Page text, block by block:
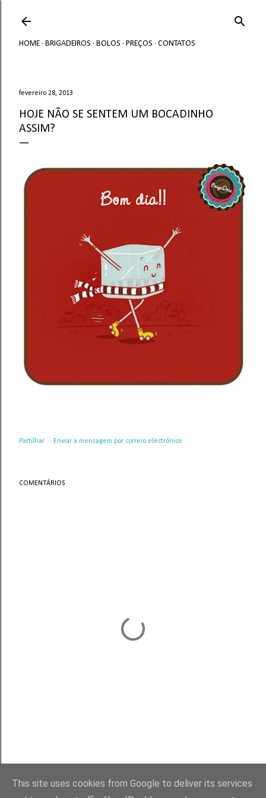
HOME BRIGADEIROS BOLOS PREÇOS CONTATOS
fevereiro 28, 2013
HOJE NÃO SE SENTEM UM BOCADINHO
ASSIM?
Partilhar Enviar a mensagem por correio electrónico
COMENTÁRIOS
This site uses cookies from Google to deliver its services